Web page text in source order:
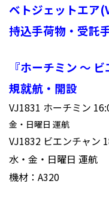
ベトジェットエア
持込手荷物・受託手
『ホーチミン ～
規就航・開設
VJ1831 ホーチミン
金・日曜日 運航
VJ1832 ビエンチャン
水・金・日曜日 運航
機材：A320